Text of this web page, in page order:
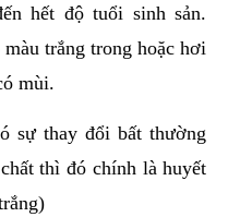
hết độ tuổi sinh sản.
trắng trong hoặc hơi
mùi.
sự thay đổi bất thường
thì đó chính là huyết